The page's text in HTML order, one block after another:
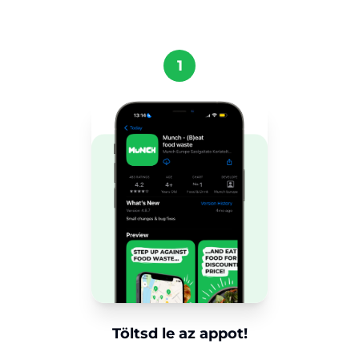
1
Töltsd le az appot!